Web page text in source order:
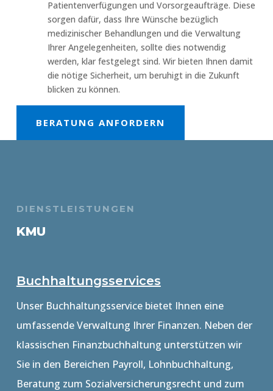
Patientenverfügungen und Vorsorgeaufträge. Diese
sorgen dafür, dass Ihre Wünsche bezüglich
medizinischer Behandlungen und die Verwaltung
Ihrer Angelegenheiten, sollte dies notwendig
werden, klar festgelegt sind. Wir bieten Ihnen damit
die nötige Sicherheit, um beruhigt in die Zukunft
blicken zu können.
BERATUNG ANFORDERN
DIENSTLEISTUNGEN
KMU
Buchhaltungsservices
Unser Buchhaltungsservice bietet Ihnen eine
umfassende Verwaltung Ihrer Finanzen. Neben der
klassischen Finanzbuchhaltung unterstützen wir
Sie in den Bereichen Payroll, Lohnbuchhaltung,
Beratung zum Sozialversicherungsrecht und zum